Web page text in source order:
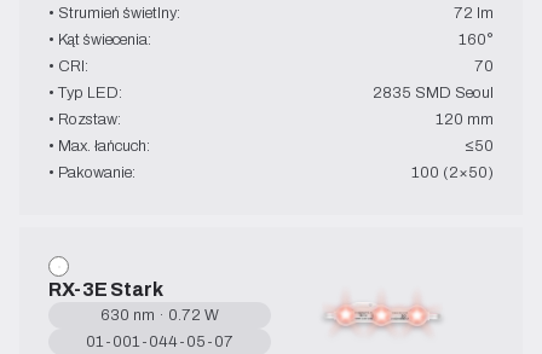
• Strumień świetlny:
72 lm
• Kąt świecenia:
160°
• CRI:
70
• Typ LED:
2835 SMD Seoul
• Rozstaw:
120 mm
• Max. łańcuch:
≤50
• Pakowanie:
100 (2×50)
RX-3E Stark
630 nm · 0.72 W
01-001-044-05-07